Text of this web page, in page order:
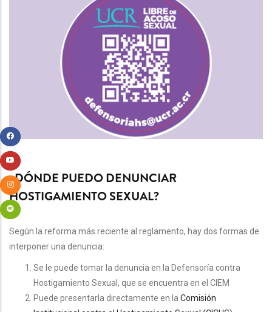
¿DÓNDE PUEDO DENUNCIAR
HOSTIGAMIENTO SEXUAL?
Según la reforma más reciente al reglamento, hay dos formas de
interponer una denuncia:
Se le puede tomar la denuncia en la Defensoría contra
Hostigamiento Sexual, que se encuentra en el CIEM
Puede presentarla directamente en la Comisión